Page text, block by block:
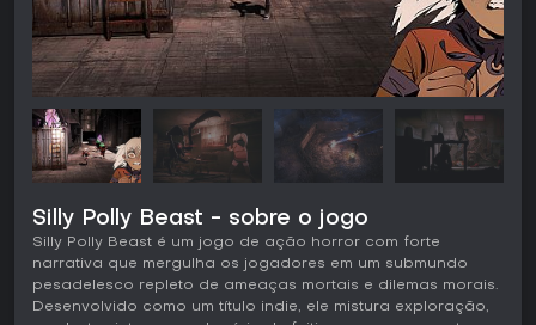
Silly Polly Beast - sobre o jogo
Silly Polly Beast é um jogo de ação horror com forte
narrativa que mergulha os jogadores em um submundo
pesadelesco repleto de ameaças mortais e dilemas morais.
Desenvolvido como um título indie, ele mistura exploração,